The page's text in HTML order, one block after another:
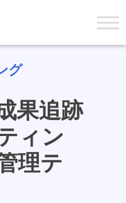
グ
果追跡
ィン
理テ